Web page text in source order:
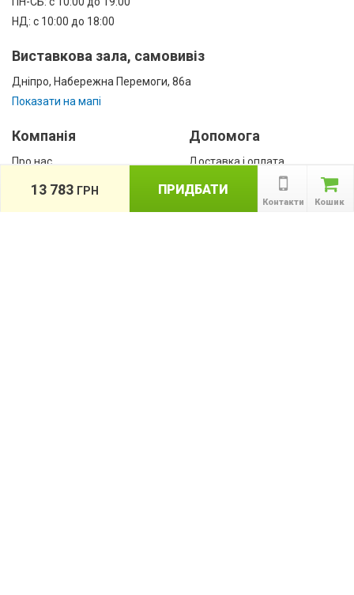
НД: с 10:00 до 18:00
Виставкова зала, самовивіз
Дніпро, Набережна Перемоги, 86а
Показати на мапі
Компанія
Про нас
Допомога
Доставка і оплата
Кошик
Контакти
ПРИДБАТИ
13 783 ГРН